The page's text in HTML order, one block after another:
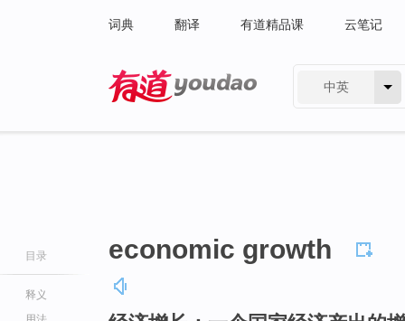
词典 翻译 有道精品课 云笔记
中英
目录
释义
economic growth